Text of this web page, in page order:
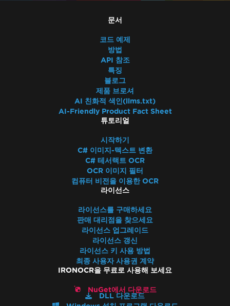
문서
코드 예제
방법
API 참조
특징
블로그
제품 브로셔
AI 친화적 색인(llms.txt)
AI-Friendly Product Fact Sheet
튜토리얼
시작하기
C# 이미지-텍스트 변환
C# 테서랙트 OCR
OCR 이미지 필터
컴퓨터 비전을 이용한 OCR
라이선스
라이선스를 구매하세요
판매 대리점을 찾으세요
라이선스 업그레이드
라이선스 갱신
라이선스 키 사용 방법
최종 사용자 사용권 계약
IRONOCR을 무료로 사용해 보세요
NuGet에서 다운로드
DLL 다운로드